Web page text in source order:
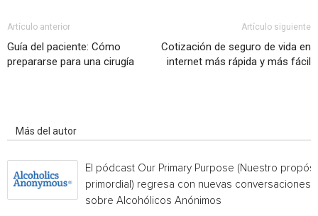
Artículo anterior
Guía del paciente: Cómo
prepararse para una cirugía
Artículo siguiente
Cotización de seguro de vida en
internet más rápida y más fácil
Más del autor
El pódcast Our Primary Purpose (Nuestro
primordial) regresa con nuevas conversaciones
sobre Alcohólicos Anónimos